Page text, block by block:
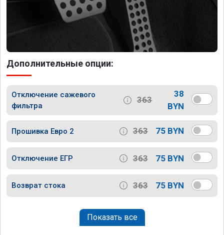
Дополнительные опции:
Отключение сажевого
фильтра
363
38
BYN
Прошивка Евро 2 363 75 BYN
Отключение ЕГР 363 75 BYN
Возврат стока 363 75 BYN
Показать все